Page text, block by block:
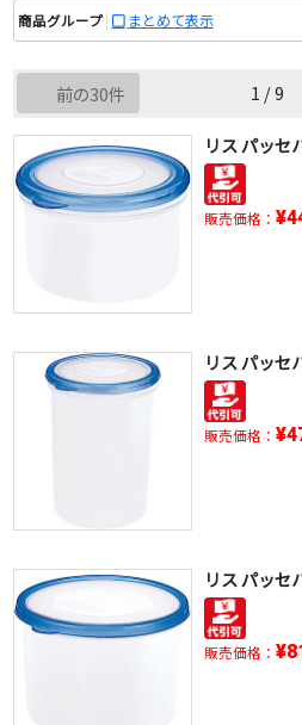
商品グループ まとめて表示
前の30件 1 / 9
リス パッセ
販売価格：
リス パッセ
販売価格：
リス パッセ
販売価格：